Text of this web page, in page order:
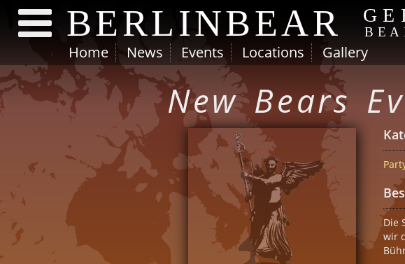
Direkt zum Inhalt
BERLINBEAR
Home News Events Locations Gallery
New Bears
Die
wir